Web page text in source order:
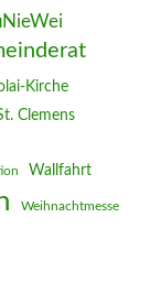
Kirche
Clemens
Wallfahrt
Weihnachtmesse